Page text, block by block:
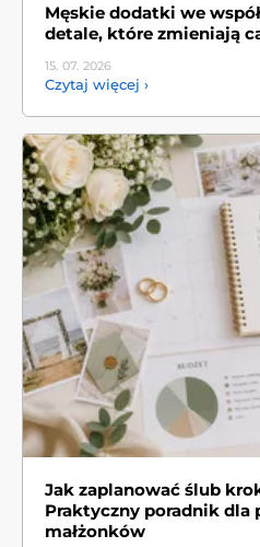
Męskie dodatki we
detale, które zmieniają
15. 07. 2026
Czytaj więcej ›
Jak zaplanować ślub
Praktyczny poradnik dla
małżonków